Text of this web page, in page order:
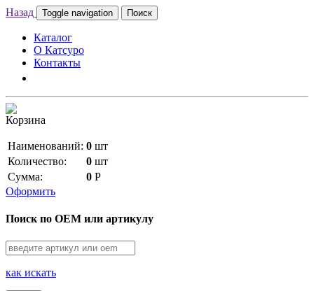
Назад Toggle navigation Поиск
Каталог
О Катсуро
Контакты
Корзина
Наименований: 0 шт
Количество:
0 шт
Сумма:
0 Р
Оформить
Поиск по OEM или артикулу
как искать